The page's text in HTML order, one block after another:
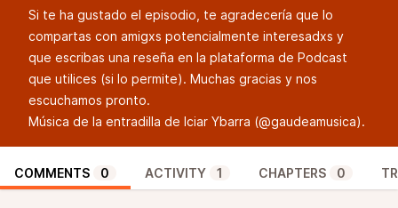
Si te ha gustado el episodio, te agradecería que lo
compartas con amigxs potencialmente interesadxs y
que escribas una reseña en la plataforma de Podcast
que utilices (si lo permite). Muchas gracias y nos
escuchamos pronto.
Música de la entradilla de Iciar Ybarra (@gaudeamusica).
COMMENTS 0 ACTIVITY 1 CHAPTERS 0